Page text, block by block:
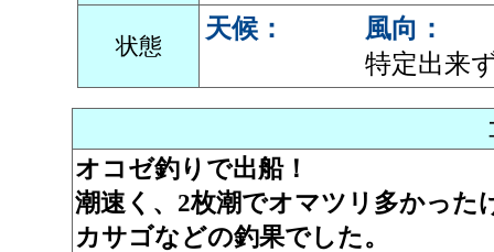
状態
天候：
風向：
特定出来
オコゼ釣りで出船！
潮速く、2枚潮でオマツリ多かった
カサゴなどの釣果でした。